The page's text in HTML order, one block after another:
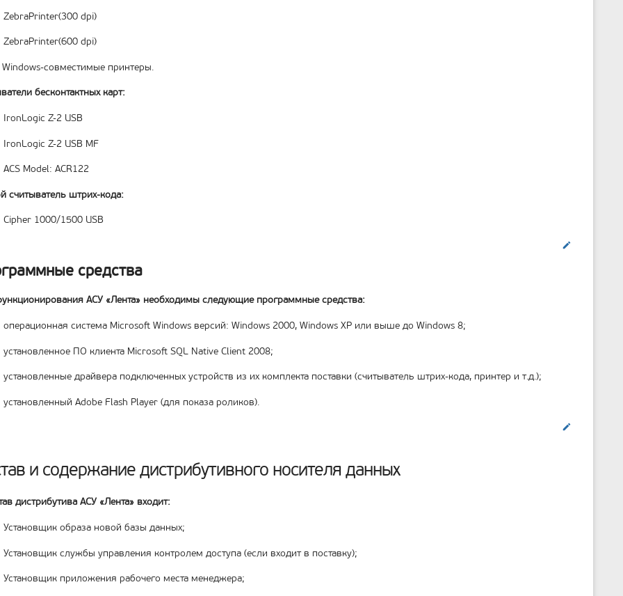
ZebraPrinter(300 dpi)
ZebraPrinter(600 dpi)
совместимые принтеры.
бесконтактных карт:
IronLogic Z-2 USB
IronLogic Z-2 USB MF
ACS Model: ACR122
считыватель штрих-кода:
Cipher 1000/1500 USB
средства
АСУ «Лента» необходимы следующие программные средства:
операционная система Microsoft Windows версий: Windows 2000, Windows XP или выше до Windows 8;
установленное ПО клиента Microsoft SQL Native Client 2008;
установленные драйвера подключенных устройств из их комплекта поставки (считыватель штрих-кода, принтер и т.д.);
установленный Adobe Flash Player (для показа роликов).
и содержание дистрибутивного носителя данных
дистрибутива АСУ «Лента» входит:
Установщик образа новой базы данных;
Установщик службы управления контролем доступа (если входит в поставку);
Установщик приложения рабочего места менеджера;